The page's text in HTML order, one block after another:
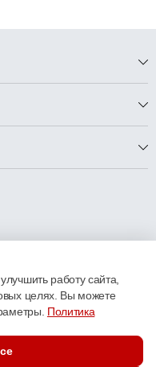
работу сайта,
целях. Вы можете
Политика